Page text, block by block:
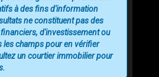
à des fins d'information
ne constituent pas des
d'investissement ou
les champs pour en vérifier
un courtier immobilier pour